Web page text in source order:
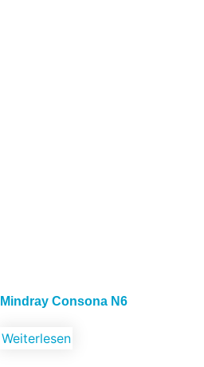
Mindray Consona N6
Weiterlesen